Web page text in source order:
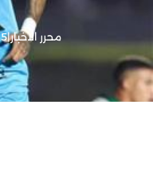
محرر الاخبار|5 أغسطس, 2025